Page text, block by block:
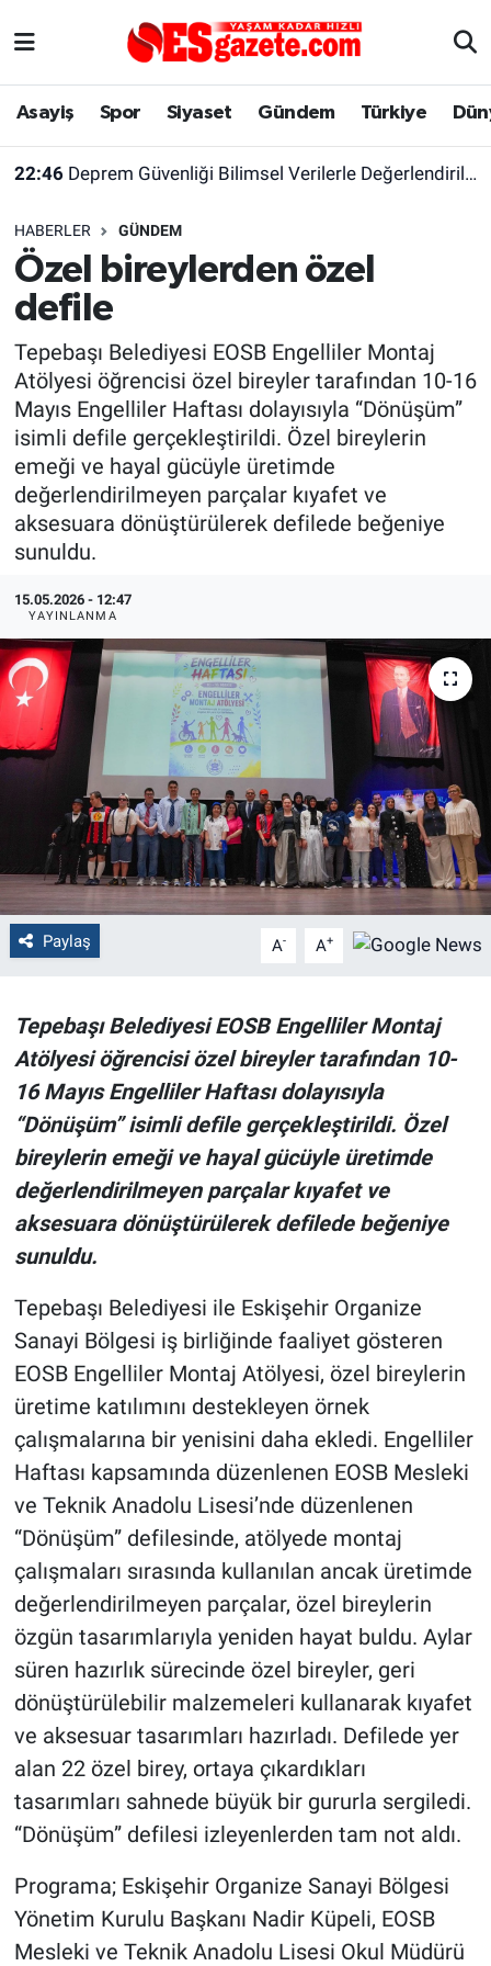
Asayiş Spor Siyaset Gündem Türkiye
22:46 Deprem Güvenliği Bilimsel Verilerle Değerlendirilmeli
HABERLER GÜNDEM
Özel bireylerden özel
defile
Tepebaşı Belediyesi EOSB Engelliler Montaj
Atölyesi öğrencisi özel bireyler tarafından 10-16
Mayıs Engelliler Haftası dolayısıyla “Dönüşüm”
isimli defile gerçekleştirildi. Özel bireylerin
emeği ve hayal gücüyle üretimde
değerlendirilmeyen parçalar kıyafet ve
aksesuara dönüştürülerek defilede beğeniye
sunuldu.
15.05.2026 - 12:47
YAYINLANMA
Paylaş A- A+
Tepebaşı Belediyesi EOSB Engelliler Montaj
Atölyesi öğrencisi özel bireyler tarafından 10-
16 Mayıs Engelliler Haftası dolayısıyla
“Dönüşüm” isimli defile gerçekleştirildi. Özel
bireylerin emeği ve hayal gücüyle üretimde
değerlendirilmeyen parçalar kıyafet ve
aksesuara dönüştürülerek defilede beğeniye
sunuldu.
Tepebaşı Belediyesi ile Eskişehir Organize
Sanayi Bölgesi iş birliğinde faaliyet gösteren
EOSB Engelliler Montaj Atölyesi, özel bireylerin
üretime katılımını destekleyen örnek
çalışmalarına bir yenisini daha ekledi. Engelliler
Haftası kapsamında düzenlenen EOSB Mesleki
ve Teknik Anadolu Lisesi’nde düzenlenen
“Dönüşüm” defilesinde, atölyede montaj
çalışmaları sırasında kullanılan ancak üretimde
değerlendirilmeyen parçalar, özel bireylerin
özgün tasarımlarıyla yeniden hayat buldu. Aylar
süren hazırlık sürecinde özel bireyler, geri
dönüştürülebilir malzemeleri kullanarak kıyafet
ve aksesuar tasarımları hazırladı. Defilede yer
alan 22 özel birey, ortaya çıkardıkları
tasarımları sahnede büyük bir gururla sergiledi.
“Dönüşüm” defilesi izleyenlerden tam not aldı.
Programa; Eskişehir Organize Sanayi Bölgesi
Yönetim Kurulu Başkanı Nadir Küpeli, EOSB
Mesleki ve Teknik Anadolu Lisesi Okul Müdürü
Asayiş
Gündem
Türkiye
Dünya
Sağlık
Alış-Veriş/İş dünyası
Yaşam
Eskişehirspor Arşivi
Eskişehir Arşivi
Röportaj
Ekonomi
Kültür Sanat
Politika
Kütahya
Gezi
Genel
Çevre
Yerel
Magazin
Eskişehir Nöbetçi Eczaneler
Süper Lig Puan Durumu ve Fikstür
Tüm Manşetler
Son Dakika Haberleri
Haber Arşivi